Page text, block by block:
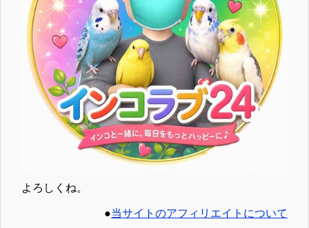
よろしくね。
●当サイトのアフィリエイトについて